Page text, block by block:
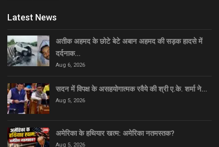
Latest News
अतीक अहमद के छोटे बेटे अबान अहमद की सड़क हादसे में
दर्दनाक…
Aug 6, 2026
सदन में विपक्ष के असहयोगात्मक रवैये की श्री ए.के. शर्मा ने…
Aug 5, 2026
अमेरिका के हथियार खत्म: अमेरिका नतमस्तक?
Aug 5, 2026